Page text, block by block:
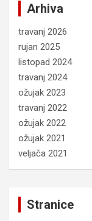
Arhiva
travanj 2026
rujan 2025
listopad 2024
travanj 2024
ožujak 2023
travanj 2022
ožujak 2022
ožujak 2021
veljača 2021
Stranice